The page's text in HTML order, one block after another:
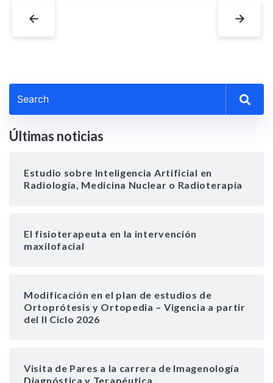
← →
Últimas noticias
Estudio sobre Inteligencia Artificial en
Radiología, Medicina Nuclear o Radioterapia
El fisioterapeuta en la intervención
maxilofacial
Modificación en el plan de estudios de
Ortoprótesis y Ortopedia – Vigencia a partir
del II Ciclo 2026
Visita de Pares a la carrera de Imagenología
Diagnóstica y Terapéutica